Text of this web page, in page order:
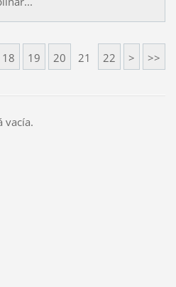
18 19 20 21 22 > >>
vacía.